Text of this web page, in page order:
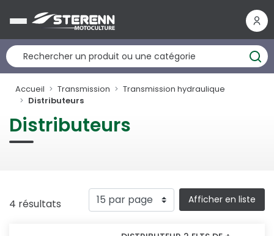
Accueil Transmission
Transmission hydraulique
Distributeurs
Distributeurs
4 résultats Afficher en liste